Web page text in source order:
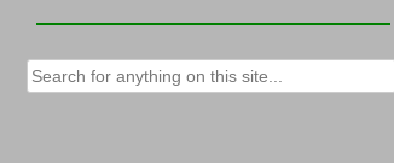
Rechercher :